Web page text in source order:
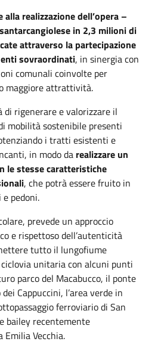
alla realizzazione dell’opera –
in 2,3 milioni di
attraverso la partecipazione
sovraordinati, in sinergia con
comunali coinvolte per
maggiore attrattività.
rigenerare e valorizzare il
mobilità sostenibile presenti
i tratti esistenti e
in modo da realizzare un
le stesse caratteristiche
, che potrà essere fruito in
pedoni.
prevede un approccio
e rispettoso dell’autenticità
tutto il lungofiume
ciclovia unitaria con alcuni punti
parco del Macabucco, il ponte
Cappuccini, l’area verde in
ferroviario di San
bailey recentemente
Vecchia.